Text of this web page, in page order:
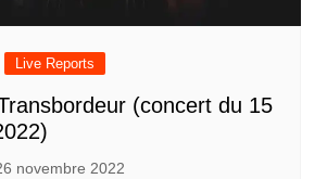
Live Reports
(concert du 15
novembre 2022